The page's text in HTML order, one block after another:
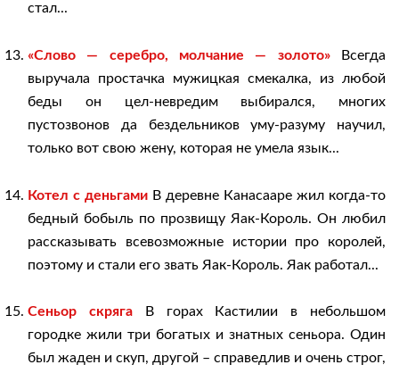
стал...
«Слово — серебро, молчание — золото»Всегда
выручала простачка мужицкая смекалка, из любой
беды он цел-невредим выбирался, многих
пустозвонов да бездельников уму-разуму научил,
только вот свою жену, которая не умела язык...
Котел с деньгами В деревне Канасааре жил когда-то
бедный бобыль по прозвищу Яак-Король. Он любил
рассказывать всевозможные истории про королей,
поэтому и стали его звать Яак-Король. Яак работал...
Сеньор скрягаВ горах Кастилии в небольшом
городке жили три богатых и знатных сеньора. Один
был жаден и скуп, другой – справедлив и очень строг,